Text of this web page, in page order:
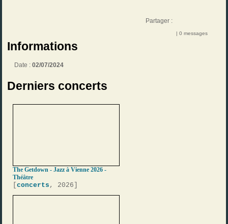
Partager :
| 0 messages
Informations
Date :02/07/2024
Derniers concerts
The Getdown - Jazz à Vienne 2026 -
Théâtre
[concerts , 2026]